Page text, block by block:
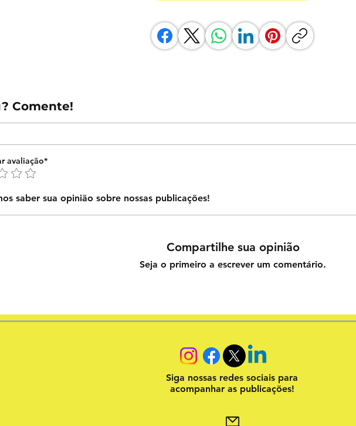
Comente!
avaliação*
saber sua opinião sobre nossas publicações!
Compartilhe sua opinião
Seja o primeiro a escrever um comentário.
Siga nossas redes sociais para
acompanhar as publicações!